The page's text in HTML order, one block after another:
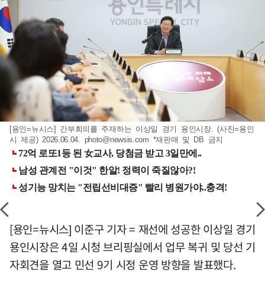
[용인=뉴시스] 간부회의를 주재하는 이상일 경기 용인시장. (사진=용인
시 제공) 2026.06.04. photo@newsis.com *재판매 및 DB 금지
[용인=뉴시스] 이준구 기자 = 재선에 성공한 이상일 경기
용인시장은 4일 시청 브리핑실에서 업무 복귀 및 당선 기
자회견을 열고 민선 9기 시정 운영 방향을 발표했다.